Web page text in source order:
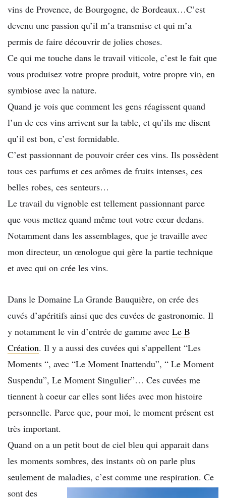
vins de Provence, de Bourgogne, de Bordeaux…C’est
devenu une passion qu’il m’a transmise et qui m’a
permis de faire découvrir de jolies choses.
Ce qui me touche dans le travail viticole, c’est le fait que
vous produisez votre propre produit, votre propre vin, en
symbiose avec la nature.
Quand je vois que comment les gens réagissent quand
l’un de ces vins arrivent sur la table, et qu’ils me disent
qu’il est bon, c’est formidable.
C’est passionnant de pouvoir créer ces vins. Ils possèdent
tous ces parfums et ces arômes de fruits intenses, ces
belles robes, ces senteurs…
Le travail du vignoble est tellement passionnant parce
que vous mettez quand même tout votre cœur dedans.
Notamment dans les assemblages, que je travaille avec
mon directeur, un œnologue qui gère la partie technique
et avec qui on crée les vins.
Dans le Domaine La Grande Bauquière, on crée des
cuvés d’apéritifs ainsi que des cuvées de gastronomie. Il
y notamment le vin d’entrée de gamme avec Le B
Création. Il y a aussi des cuvées qui s’appellent “Les
Moments “, avec “Le Moment Inattendu”, “ Le Moment
Suspendu”, Le Moment Singulier”… Ces cuvées me
tiennent à coeur car elles sont liées avec mon histoire
personnelle. Parce que, pour moi, le moment présent est
très important.
Quand on a un petit bout de ciel bleu qui apparait dans
les moments sombres, des instants où on parle plus
seulement de maladies, c’est comme une respiration. Ce
sont des